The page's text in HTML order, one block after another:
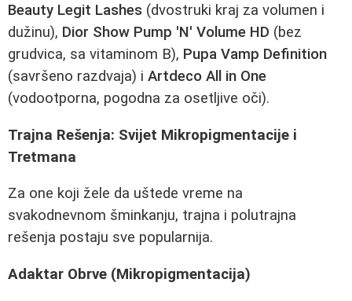
Beauty Legit Lashes (dvostruki kraj za volumen i
dužinu), Dior Show Pump 'N' Volume HD (bez
grudvica, sa vitaminom B), Pupa Vamp Definition
(savršeno razdvaja) i Artdeco All in One
(vodootporna, pogodna za osetljive oči).
Trajna Rešenja: Svijet Mikropigmentacije i
Tretmana
Za one koji žele da uštede vreme na
svakodnevnom šminkanju, trajna i polutrajna
rešenja postaju sve popularnija.
Adaktar Obrve (Mikropigmentacija)